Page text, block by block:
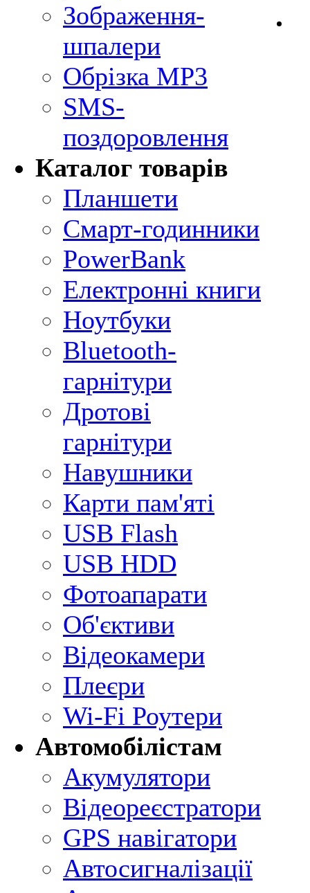
Зображення-
шпалери
Обрізка MP3
SMS-
поздоровлення
Каталог товарів
Планшети
Смарт-годинники
PowerBank
Електронні книги
Ноутбуки
Bluetooth-
гарнітури
Дротові
гарнітури
Навушники
Карти пам'яті
USB Flash
USB HDD
Фотоапарати
Об'єктиви
Відеокамери
Плеєри
Wi-Fi Роутери
Автомобілістам
Акумулятори
Відеореєстратори
GPS навігатори
Автосигналізації